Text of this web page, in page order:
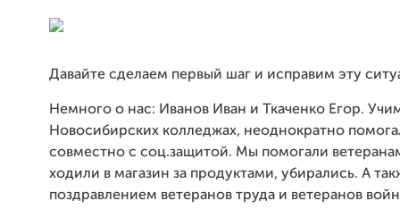
Давайте сделаем первый шаг и исправим эту
Немного о нас: Иванов Иван и Ткаченко Егор.
Новосибирских колледжах, неоднократно
совместно с соц.защитой. Мы помогали
ходили в магазин за продуктами, убирались. А
поздравлением ветеранов труда и ветеранов